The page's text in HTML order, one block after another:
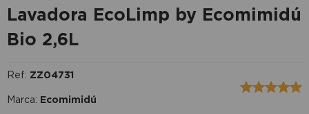
Lavadora EcoLimp by Ecomimidú
Bio 2,6L
Ref: ZZ04731
Marca: Ecomimidú